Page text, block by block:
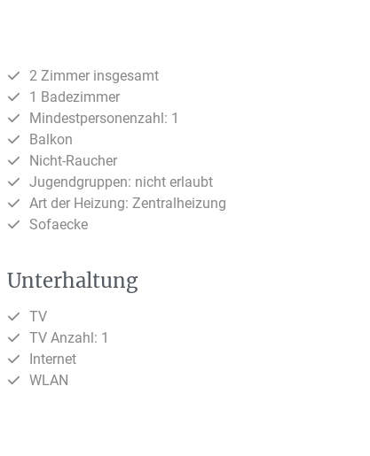
2 Zimmer insgesamt
1 Badezimmer
Mindestpersonenzahl: 1
Balkon
Nicht-Raucher
Jugendgruppen: nicht erlaubt
Art der Heizung: Zentralheizung
Sofaecke
Unterhaltung
TV
TV Anzahl: 1
Internet
WLAN